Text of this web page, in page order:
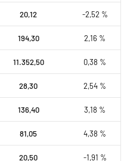
20,12 -2,52 %
194,30 2,16 %
11.352,50 0,38 %
28,30 2,54 %
136,40 3,18 %
81,05 4,38 %
20,50 -1,91 %